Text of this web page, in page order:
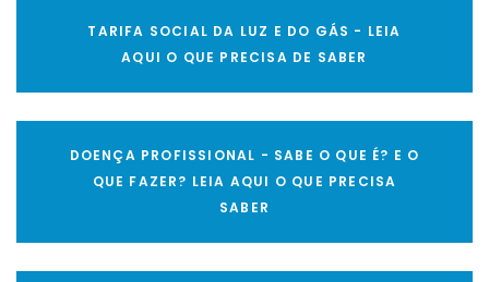
TARIFA SOCIAL DA LUZ E DO GÁS - LEIA
AQUI O QUE PRECISA DE SABER
DOENÇA PROFISSIONAL - SABE O QUE É? E O
QUE FAZER? LEIA AQUI O QUE PRECISA
SABER